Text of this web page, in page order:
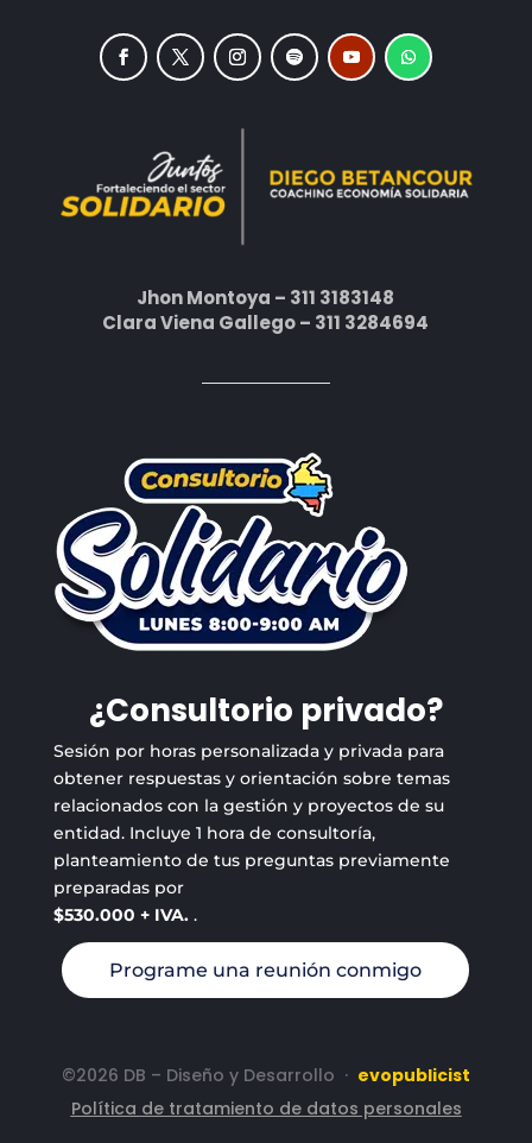
Jhon Montoya – 311 3183148
Clara Viena Gallego – 311 3284694
¿Consultorio privado?
Sesión por horas personalizada y privada para
obtener respuestas y orientación sobre temas
relacionados con la gestión y proyectos de su
entidad. Incluye 1 hora de consultoría,
planteamiento de tus preguntas previamente
preparadas por
$530.000 + IVA. .
Programe una reunión conmigo
©2026 DB – Diseño y Desarrollo · evopublicist
Política de tratamiento de datos personales